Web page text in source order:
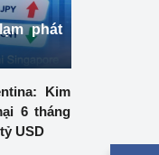
phát
Kim
6 tháng
USD